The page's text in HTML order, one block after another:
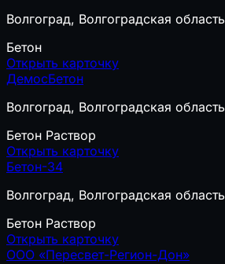
Волгоград, Волгоградская область
Бетон
Открыть карточку
ДемосБетон
Волгоград, Волгоградская область
Бетон Раствор
Открыть карточку
Бетон-34
Волгоград, Волгоградская область
Бетон Раствор
Открыть карточку
ООО «Пересвет-Регион-Дон»